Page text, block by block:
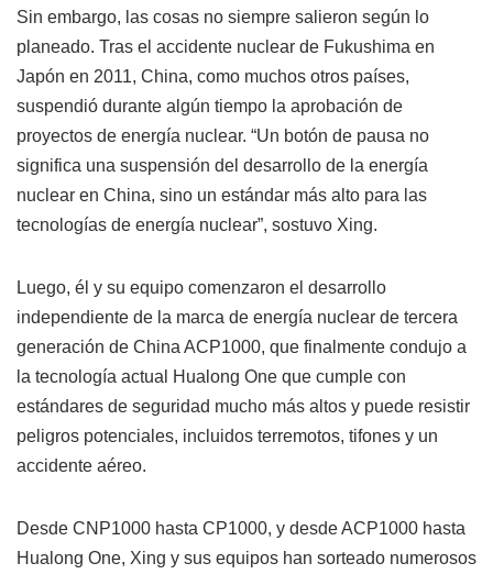
Sin embargo, las cosas no siempre salieron según lo
planeado. Tras el accidente nuclear de Fukushima en
Japón en 2011, China, como muchos otros países,
suspendió durante algún tiempo la aprobación de
proyectos de energía nuclear. “Un botón de pausa no
significa una suspensión del desarrollo de la energía
nuclear en China, sino un estándar más alto para las
tecnologías de energía nuclear”, sostuvo Xing.
Luego, él y su equipo comenzaron el desarrollo
independiente de la marca de energía nuclear de tercera
generación de China ACP1000, que finalmente condujo a
la tecnología actual Hualong One que cumple con
estándares de seguridad mucho más altos y puede resistir
peligros potenciales, incluidos terremotos, tifones y un
accidente aéreo.
Desde CNP1000 hasta CP1000, y desde ACP1000 hasta
Hualong One, Xing y sus equipos han sorteado numerosos